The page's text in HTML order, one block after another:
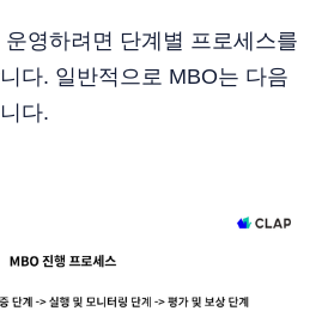
영하려면 단계별 프로세스를
다. 일반적으로 MBO는 다음
다.